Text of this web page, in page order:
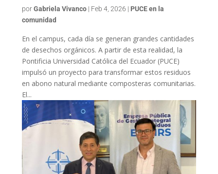
porGabriela Vivanco| Feb 4, 2026 | PUCE en la
comunidad
En el campus, cada día se generan grandes cantidades
de desechos orgánicos. A partir de esta realidad, la
Pontificia Universidad Católica del Ecuador (PUCE)
impulsó un proyecto para transformar estos residuos
en abono natural mediante composteras comunitarias.
El...